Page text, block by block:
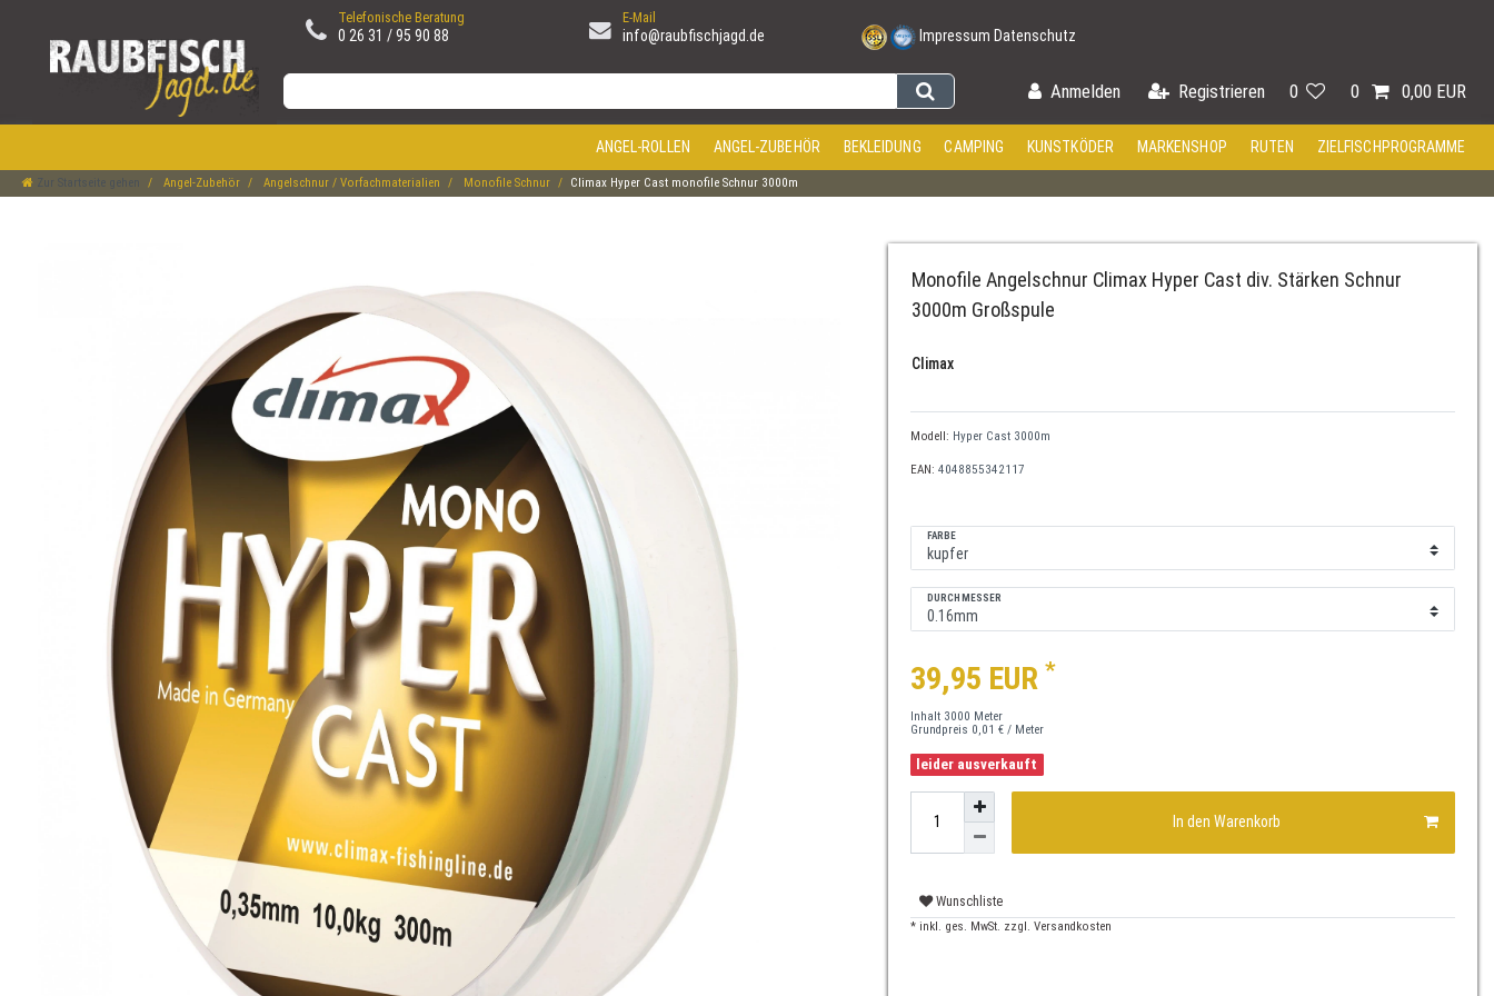
Telefonische Beratung
0 26 31 / 95 90 88
E-Mail
info@raubfischjagd.de Impressum Datenschutz
Anmelden Registrieren 0 0 0,00 EUR
ANGEL-ROLLEN ANGEL-ZUBEHÖR BEKLEIDUNG CAMPING KUNSTKÖDER MARKENSHOP RUTEN ZIELFISCHPROGRAMME
Zur Startseite gehen Angel-Zubehör Angelschnur / Vorfachmaterialien Monofile Schnur Climax Hyper Cast monofile Schnur 3000m
Monofile Angelschnur Climax Hyper Cast div. Stärken Schnur
3000m Großspule
Climax
Modell: Hyper Cast 3000m
EAN: 4048855342117
FARBE
DURCHMESSER
39,95 EUR *
Inhalt 3000 Meter
Grundpreis 0,01 € / Meter
leider ausverkauft
In den Warenkorb
Wunschliste
* inkl. ges. MwSt. zzgl. Versandkosten